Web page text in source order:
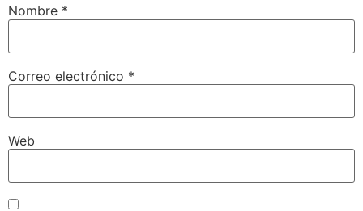
Nombre *
Correo electrónico *
Web